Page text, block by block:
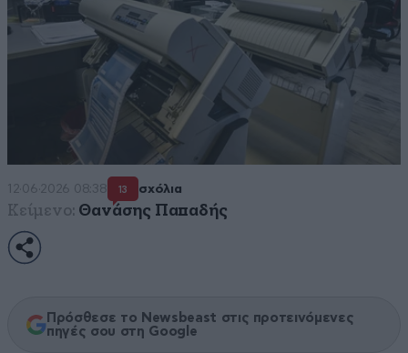
12·06·2026 08:38 13 σχόλια
Κείμενο: Θανάσης Παπαδής
Πρόσθεσε το Newsbeast στις προτεινόμενες
πηγές σου στη Google